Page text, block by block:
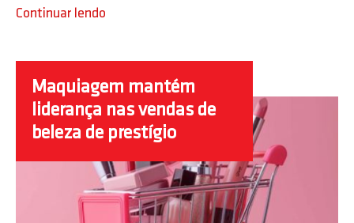
Continuar lendo
Maquiagem mantém
liderança nas vendas de
beleza de prestígio